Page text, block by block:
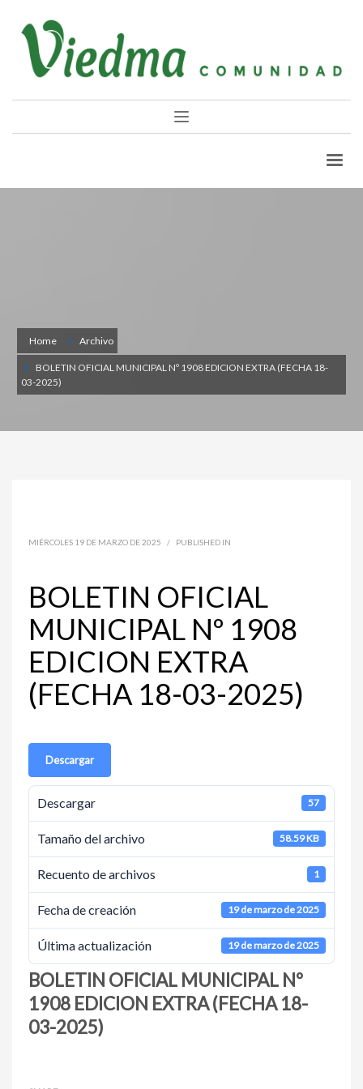
Home Archivo
BOLETIN OFICIAL MUNICIPAL Nº 1908 EDICION EXTRA (FECHA 18-
03-2025)
MIÉRCOLES 19 DE MARZO DE 2025 / PUBLISHED IN
BOLETIN OFICIAL
MUNICIPAL Nº 1908
EDICION EXTRA
(FECHA 18-03-2025)
Descargar
Descargar 57
Tamaño del archivo 58.59 KB
Recuento de archivos 1
Fecha de creación 19 de marzo de 2025
Última actualización 19 de marzo de 2025
BOLETIN OFICIAL MUNICIPAL Nº
1908 EDICION EXTRA (FECHA 18-
03-2025)